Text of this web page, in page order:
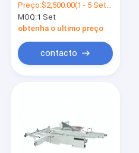
Cutting
Preço:$2,500.00(1 - 5 Sets) $2,460.00(>=6 Sets)
MOQ:1 Set
obtenha o ultimo preço
contacto